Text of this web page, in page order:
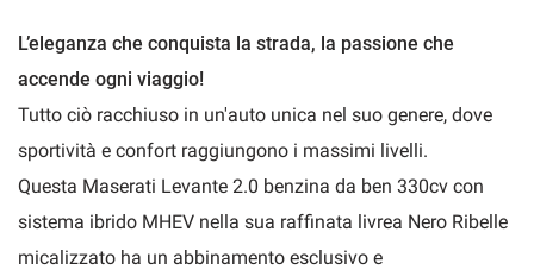
L’eleganza che conquista la strada, la passione che
accende ogni viaggio!
Tutto ciò racchiuso in un'auto unica nel suo genere, dove
sportività e confort raggiungono i massimi livelli.
Questa Maserati Levante 2.0 benzina da ben 330cv con
sistema ibrido MHEV nella sua raffinata livrea Nero Ribelle
micalizzato ha un abbinamento esclusivo e
choices
at
time.